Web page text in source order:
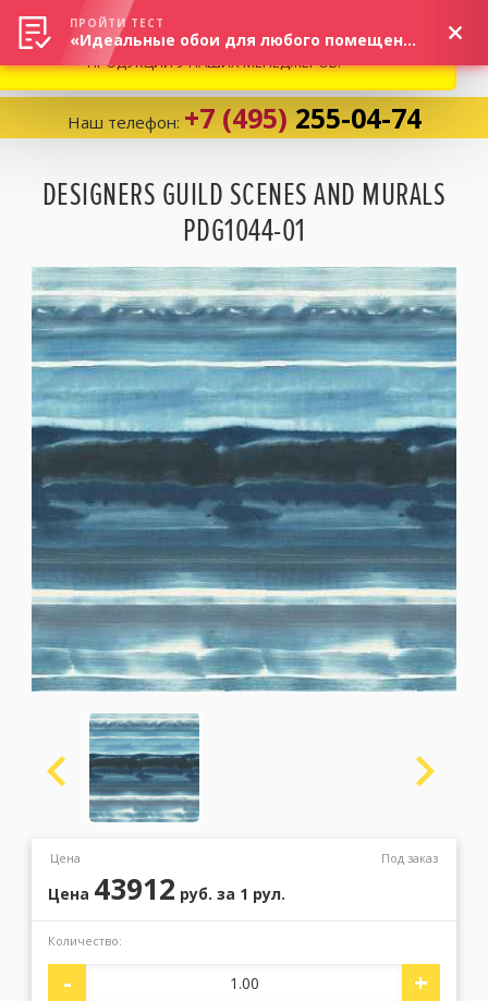
Корзина:0
Избранное:0 товаров
Каталог
Компания
Личный кабинет
Москва (сменить город)
Заказать обратный звонок
Наш телефон: +7 (495) 255-04-74
DESIGNERS GUILD SCENES AND MURALS
PDG1044-01
Цена Под заказ
Цена 43912 руб. за 1 рул.
Количество:
- +
ВНИМАНИЕ! В СВЯЗИ С СИТУАЦИЕЙ НА РЫНКЕ, ПРОСИМ
УТОЧНЯТЬ АКТУАЛЬНУЮ СТОИМОСТЬ И НАЛИЧИЕ
ПРОДУКЦИИ У НАШИХ МЕНЕДЖЕРОВ.
ПРОЙТИ ТЕСТ
«Идеальные обои для любого помещения!»